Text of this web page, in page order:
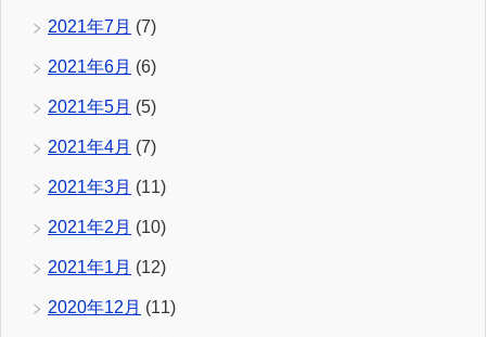
2021年7月 (7)
2021年6月 (6)
2021年5月 (5)
2021年4月 (7)
2021年3月 (11)
2021年2月 (10)
2021年1月 (12)
2020年12月 (11)